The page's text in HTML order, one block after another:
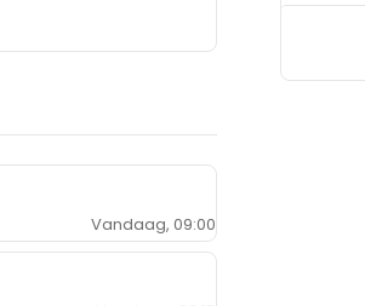
Vandaag, 09:00